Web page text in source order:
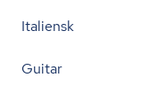
Italiensk
Guitar